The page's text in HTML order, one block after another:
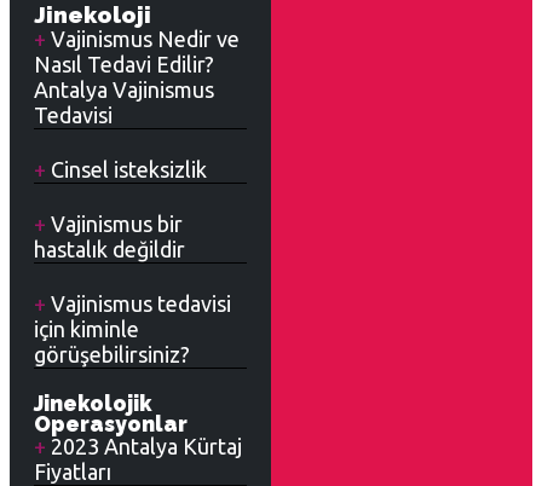
Jinekoloji
Vajinismus Nedir ve
Nasıl Tedavi Edilir?
Antalya Vajinismus
Tedavisi
Cinsel isteksizlik
Vajinismus bir
hastalık değildir
Vajinismus tedavisi
için kiminle
görüşebilirsiniz?
Jinekolojik
Operasyonlar
2023 Antalya Kürtaj
Fiyatları